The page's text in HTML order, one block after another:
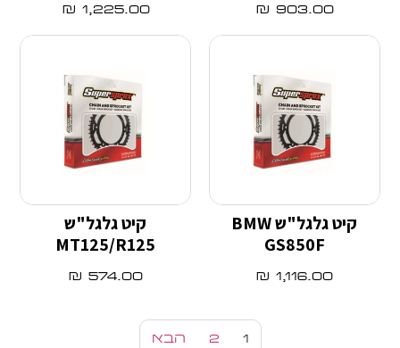
903.00
₪
1,225.00
₪
קיט גלגל"ש BMW
GS850F
1,116.00
₪
קיט גלגל"ש
MT125/R125
574.00
₪
1
2 הבא